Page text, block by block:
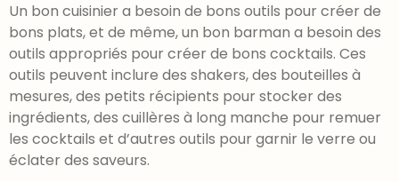
Un bon cuisinier a besoin de bons outils pour créer de
bons plats, et de même, un bon barman a besoin des
outils appropriés pour créer de bons cocktails. Ces
outils peuvent inclure des shakers, des bouteilles à
mesures, des petits récipients pour stocker des
ingrédients, des cuillères à long manche pour remuer
les cocktails et d’autres outils pour garnir le verre ou
éclater des saveurs.